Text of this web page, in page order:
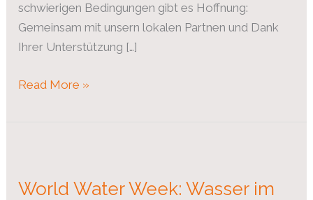
schwierigen Bedingungen gibt es Hoffnung:
Gemeinsam mit unsern lokalen Partnen und Dank
Ihrer Unterstützung […]
Read More »
World Water Week: Wasser im
Week: